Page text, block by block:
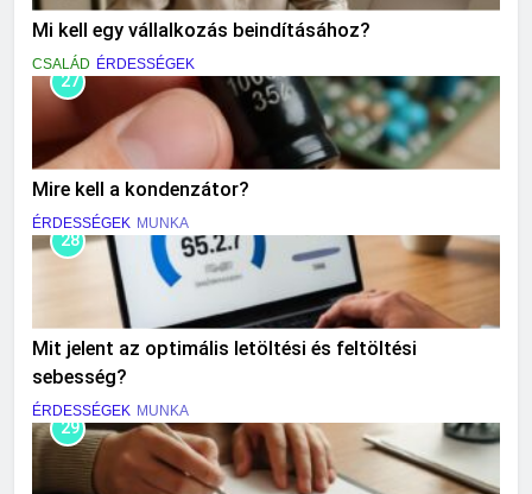
Mi kell egy vállalkozás beindításához?
CSALÁD ÉRDESSÉGEK
27
Mire kell a kondenzátor?
ÉRDESSÉGEK MUNKA
28
Mit jelent az optimális letöltési és feltöltési
sebesség?
ÉRDESSÉGEK MUNKA
29